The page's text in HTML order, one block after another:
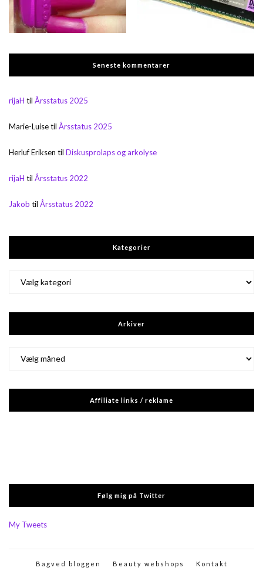
Seneste kommentarer
rijaH til Årsstatus 2025
Marie-Luisetil Årsstatus 2025
Herluf Eriksen til Diskusprolaps og arkolyse
rijaH til Årsstatus 2022
Jakob til Årsstatus 2022
Kategorier
Arkiver
Affiliate links / reklame
Følg mig på Twitter
My Tweets
Bagved bloggen Beauty webshops Kontakt